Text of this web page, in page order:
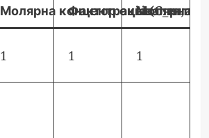
Молярна концентрація (C_m,
Фактор Молярна
1 1 1